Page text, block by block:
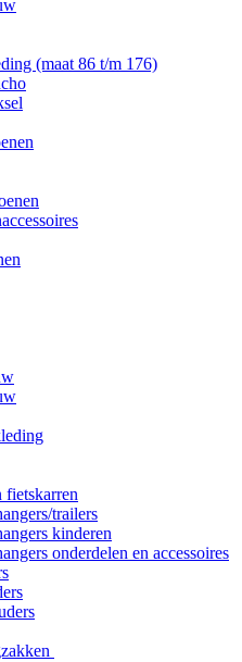
(maat 86 t/m 176)
fietskarren
trailers
kinderen
onderdelen en accessoires